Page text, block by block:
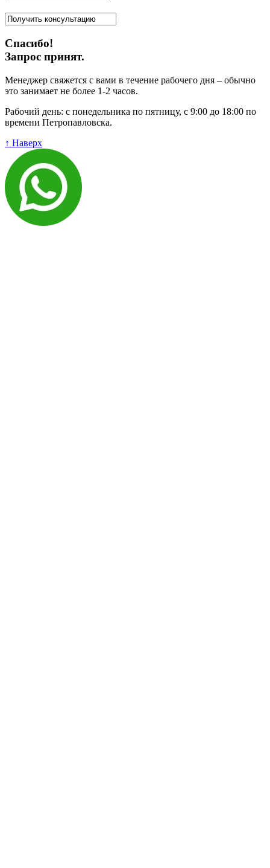
Спасибо!
Запрос принят.
Менеджер свяжется с вами в течение рабочего дня – обычно
это занимает не более 1-2 часов.
Рабочий день: с понедельника по пятницу, с 9:00 до 18:00 по
времени Петропавловска.
↑ Наверх